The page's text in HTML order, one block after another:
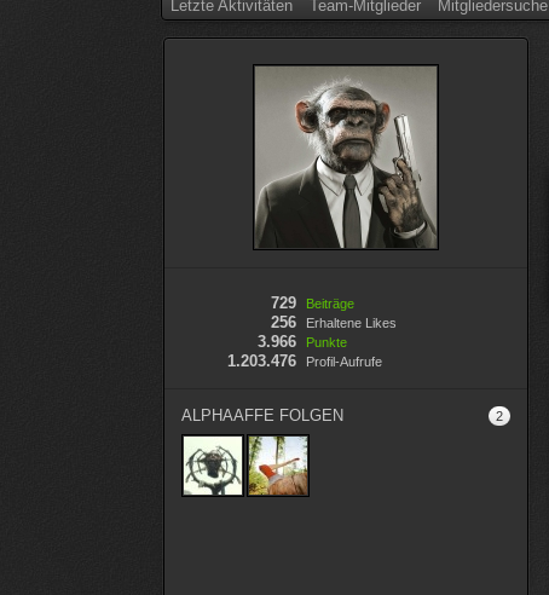
Letzte Aktivitäten Team-Mitglieder Mitgliedersuche
Beiträge
729
Erhaltene Likes
256
Punkte
3.966
Profil-Aufrufe
1.203.476
ALPHAAFFE FOLGEN 2